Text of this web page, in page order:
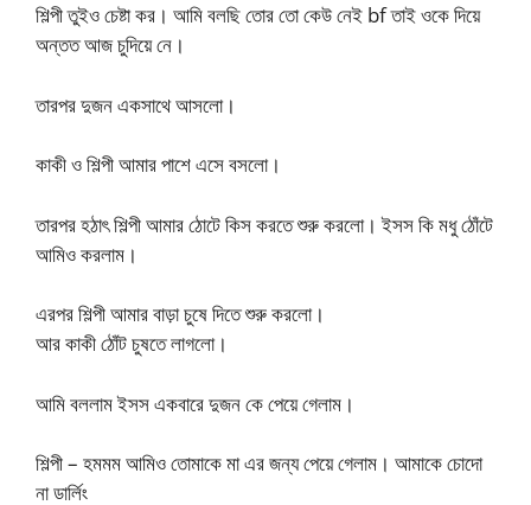
শিল্পী তুইও চেষ্টা কর। আমি বলছি তোর তো কেউ নেই bf তাই ওকে দিয়ে
অন্তত আজ চুদিয়ে নে।
তারপর দুজন একসাথে আসলো।
কাকী ও শিল্পী আমার পাশে এসে বসলো।
তারপর হঠাৎ শিল্পী আমার ঠোটে কিস করতে শুরু করলো। ইসস কি মধু ঠোঁটে
আমিও করলাম।
এরপর শিল্পী আমার বাড়া চুষে দিতে শুরু করলো।
আর কাকী ঠোঁট চুষতে লাগলো।
আমি বললাম ইসস একবারে দুজন কে পেয়ে গেলাম।
শিল্পী – হমমম আমিও তোমাকে মা এর জন্য পেয়ে গেলাম। আমাকে চোদো
না ডার্লিং